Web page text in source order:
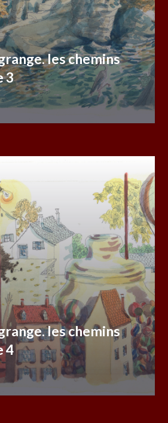
les chemins
3
les chemins
4